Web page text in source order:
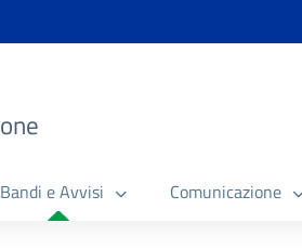
Bandi e Avvisi Comunicazione